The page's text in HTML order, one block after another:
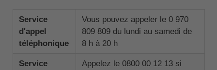
Service
d'appel
téléphonique
Vous pouvez appeler le 0 970
809 809 du lundi au samedi de
8 h à 20 h
Service
Appelez le 0800 00 12 13 si